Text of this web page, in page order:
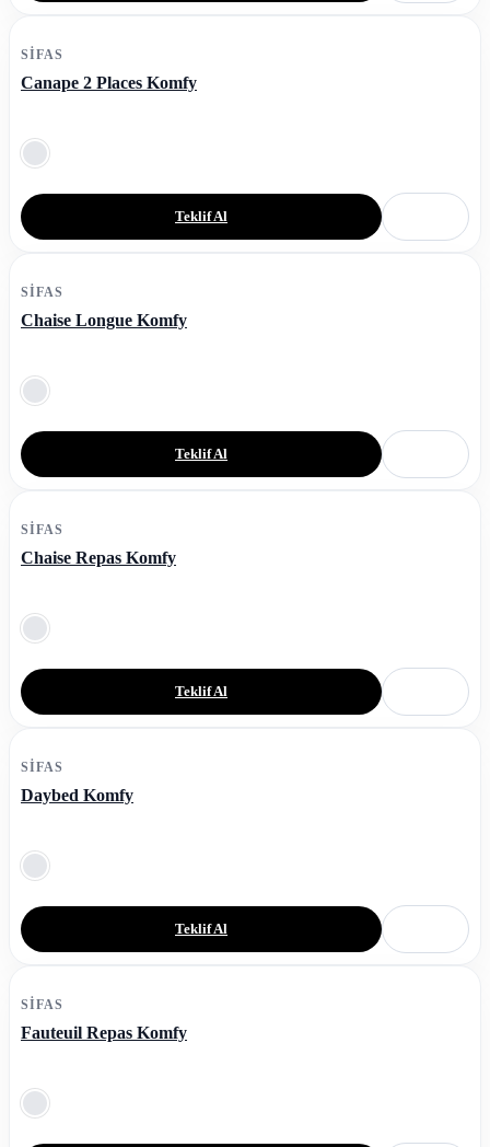
SIFAS
Canape 2 Places Komfy
Teklif Al
SIFAS
Chaise Longue Komfy
Teklif Al
SIFAS
Chaise Repas Komfy
Teklif Al
SIFAS
Daybed Komfy
Teklif Al
SIFAS
Fauteuil Repas Komfy